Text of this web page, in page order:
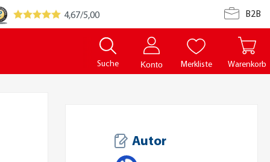
4,67/5,00
Suche Konto Merkliste
B2B
Warenkorb
Autor